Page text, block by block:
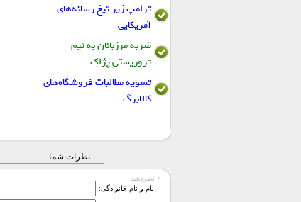
ترامپ زیر تیغ رسانه‌های
آمریکایی
ضربه مرزبانان به تیم
تروریستی پژاک
تسویه مطالبات فروشگاه‌های
کالابرگ
نظرات شما
+ نظردهید
نام و نام خانوادگی: